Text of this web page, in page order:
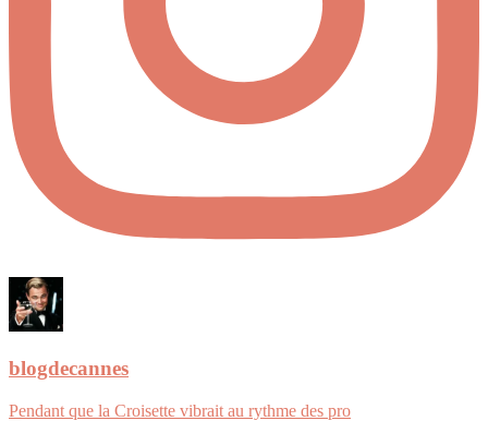
blogdecannes
Pendant que la Croisette vibrait au rythme des pro